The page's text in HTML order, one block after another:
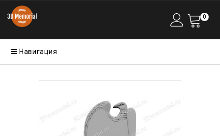
0
Навигация